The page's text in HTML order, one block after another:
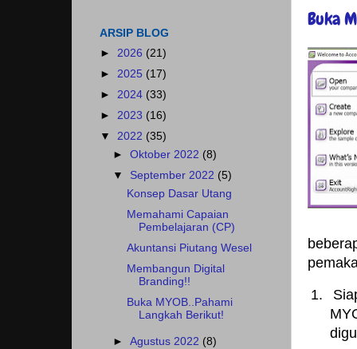
Buka
1.
ARSIP BLOG
► 2026 (21)
► 2025 (17)
► 2024 (33)
► 2023 (16)
▼ 2022 (35)
►Oktober 2022 (8)
▼ September 2022 (5)
Konsep Dasar Utang
Memahami Capaian
Pembelajaran (CP)
Akuntansi Piutang Wesel
Membangun Digital
Branding!!
Buka MYOB..Pahami
Langkah Berikut!
►Agustus 2022 (8)